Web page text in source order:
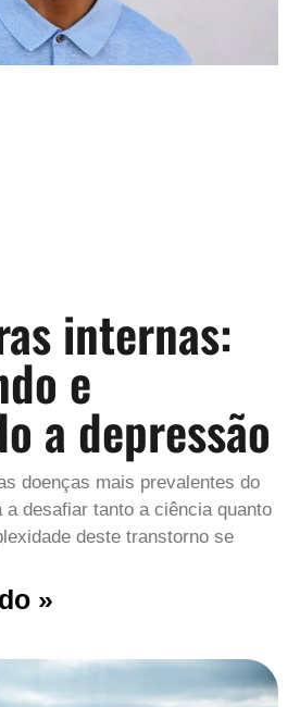
internas:
e
a depressão
doenças mais prevalentes do
desafiar tanto a ciência quanto
deste transtorno se
»